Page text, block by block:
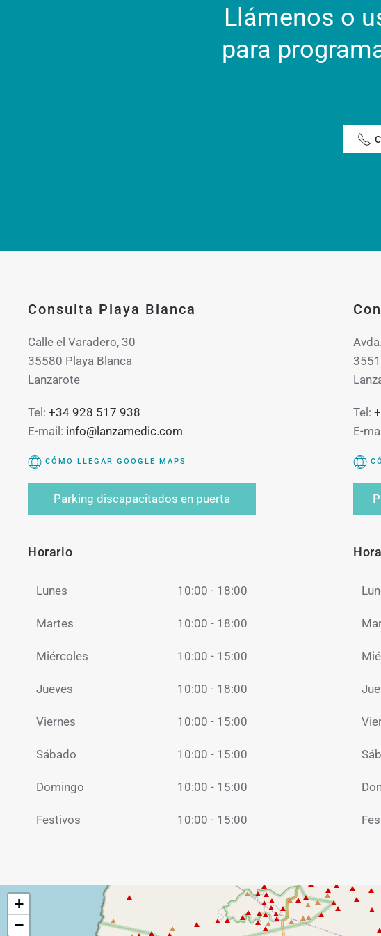
Llámenos o
para
Consulta Playa Blanca
Calle el Varadero, 30
35580 Playa Blanca
Lanzarote
Tel: +34 928 517 938
E-mail: info@lanzamedic.com
CÓMO LLEGAR GOOGLE MAPS
Parking discapacitados en puerta
Horario
Lunes 10:00 - 18:00
Martes 10:00 - 18:00
Miércoles 10:00 - 15:00
Jueves 10:00 - 18:00
Viernes 10:00 - 15:00
Sábado 10:00 - 15:00
Domingo 10:00 - 15:00
Festivos 10:00 - 15:00
Tel:
E-
+
−